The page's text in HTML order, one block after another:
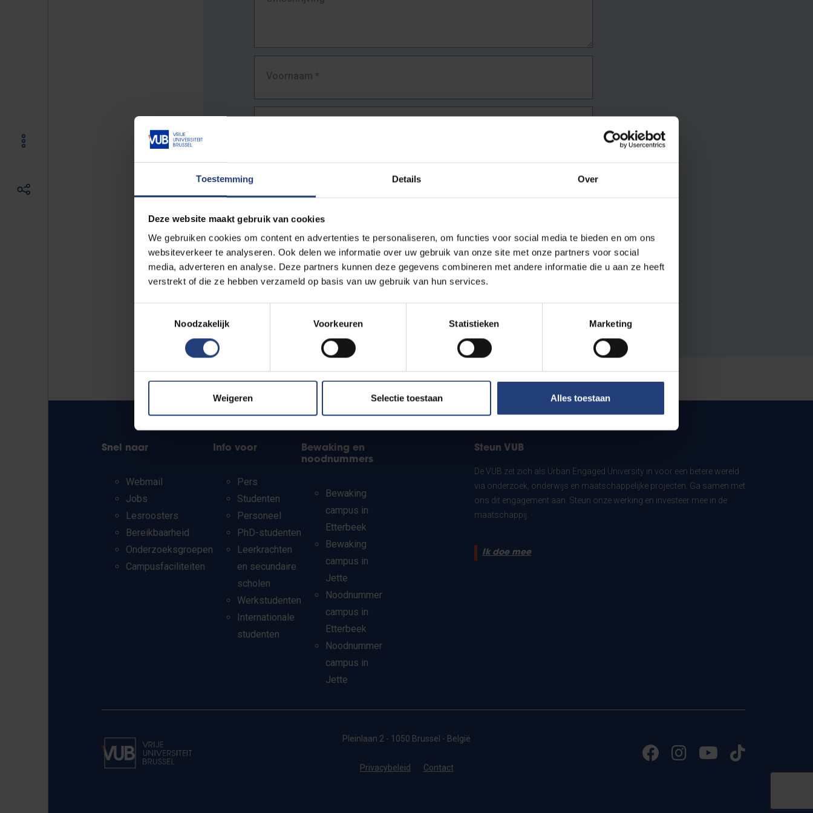
Toestemming Details Over
Deze website maakt gebruik van cookies
We gebruiken cookies om content en advertenties te personaliseren, om functies voor social media te bieden en om ons
websiteverkeer te analyseren. Ook delen we informatie over uw gebruik van onze site met onze partners voor social
media, adverteren en analyse. Deze partners kunnen deze gegevens combineren met andere informatie die u aan ze heeft
verstrekt of die ze hebben verzameld op basis van uw gebruik van hun services.
Noodzakelijk
Voorkeuren Statistieken Marketing
Weigeren Selectie toestaan Alles toestaan
Voornaam *
URL*
De volledige URL van de pagina waar je de fout zag.
Bv. https://www.vub.be/nl/studeren-aan-de-vub/alle-opleidingen
Snel naar
Webmail
Jobs
Lesroosters
Bereikbaarheid
Onderzoeksgroepen
Campusfaciliteiten
Info voor
Pers
Studenten
Personeel
PhD-studenten
Leerkrachten
en secundaire
scholen
Werkstudenten
Internationale
studenten
Bewaking en
noodnummers
Bewaking
campus in
Etterbeek
Bewaking
campus in
Jette
Noodnummer
campus in
Etterbeek
Noodnummer
campus in
Jette
Steun VUB
De VUB zet zich als Urban Engaged University in voor een betere wereld
via onderzoek, onderwijs en maatschappelijke projecten. Ga samen met
ons dit engagement aan. Steun onze werking en investeer mee in de
maatschappij.
Ik doe mee
Pleinlaan 2 - 1050 Brussel - België
Privacybeleid Contact